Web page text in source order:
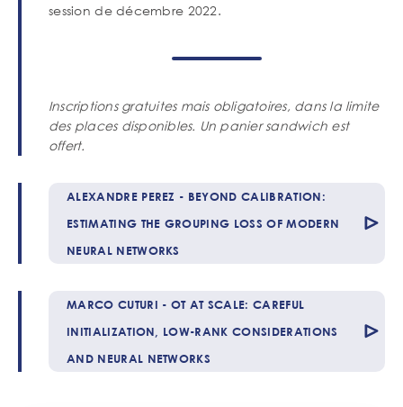
session de décembre 2022.
Inscriptions gratuites mais obligatoires, dans la limite
des places disponibles. Un panier sandwich est
offert.
Nom
l'accordéon
ALEXANDRE PEREZ - BEYOND CALIBRATION:
ESTIMATING THE GROUPING LOSS OF MODERN
NEURAL NETWORKS
Nom
l'accordéon
MARCO CUTURI - OT AT SCALE: CAREFUL
INITIALIZATION, LOW-RANK CONSIDERATIONS
AND NEURAL NETWORKS